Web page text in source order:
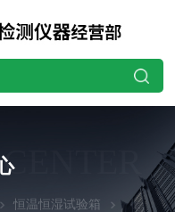
恒温恒湿试验箱 小型恒